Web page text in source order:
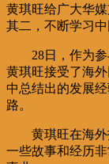
黄琪旺给广大华
其二，不断学习
28日，作为
黄琪旺接受了海
中总结出的发展
路。
黄琪旺在海
一些故事和经历